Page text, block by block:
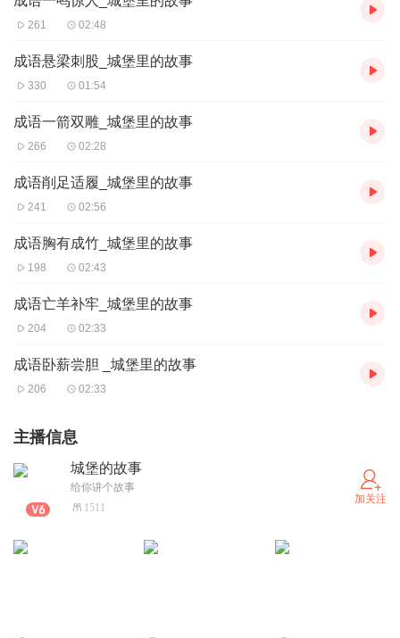
261 02:48
成语悬梁刺股_城堡里的故事
330 01:54
成语一箭双雕_城堡里的故事
266 02:28
成语削足适履_城堡里的故事
241 02:56
成语胸有成竹_城堡里的故事
198 02:43
成语亡羊补牢_城堡里的故事
204 02:33
成语卧薪尝胆 _城堡里的故事
206 02:33
主播信息
城堡的故事
给你讲个故事
1511
加关注